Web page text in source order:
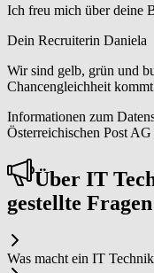
Ich freu mich über deine
Dein Recruiterin Daniela
Wir sind gelb, grün und
Chancengleichheit
Informationen zum
Österreichischen Post
Über IT
gestellte Fragen
Was macht ein IT